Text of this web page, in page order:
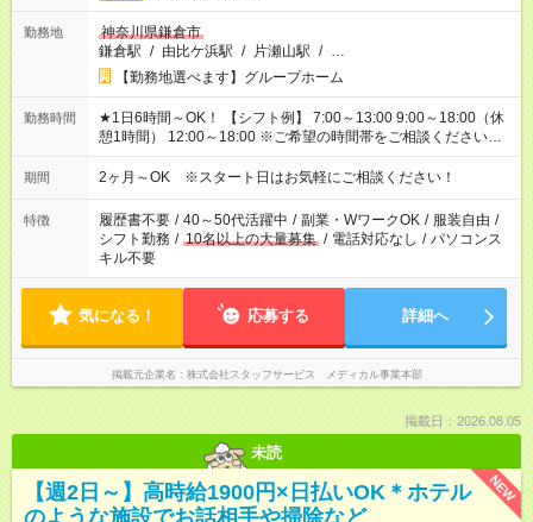
勤務地
神奈川県鎌倉市
鎌倉駅 / 由比ケ浜駅 / 片瀬山駅 / …
【勤務地選べます】グループホーム
勤務時間
★1日6時間～OK！ 【シフト例】 7:00～13:00 9:00～18:00（休
憩1時間） 12:00～18:00 ※ご希望の時間帯をご相談ください。
※日勤、夜勤のみ、変則的な勤務等も相談OK！
期間 2ヶ月～OK ※スタート日はお気軽にご相談ください！
特徴 履歴書不要 / 40～50代活躍中 / 副業・WワークOK / 服装自由 /
シフト勤務 / 10名以上の大量募集 / 電話対応なし / パソコンス
キル不要
気になる！ 応募する 詳細へ
掲載元企業名 株式会社スタッフサービス メディカル事業本部
掲載日：2026.08.05
未読
NEW
【週2日～】高時給1900円×日払いOK＊ホテル
のような施設でお話相手や掃除など